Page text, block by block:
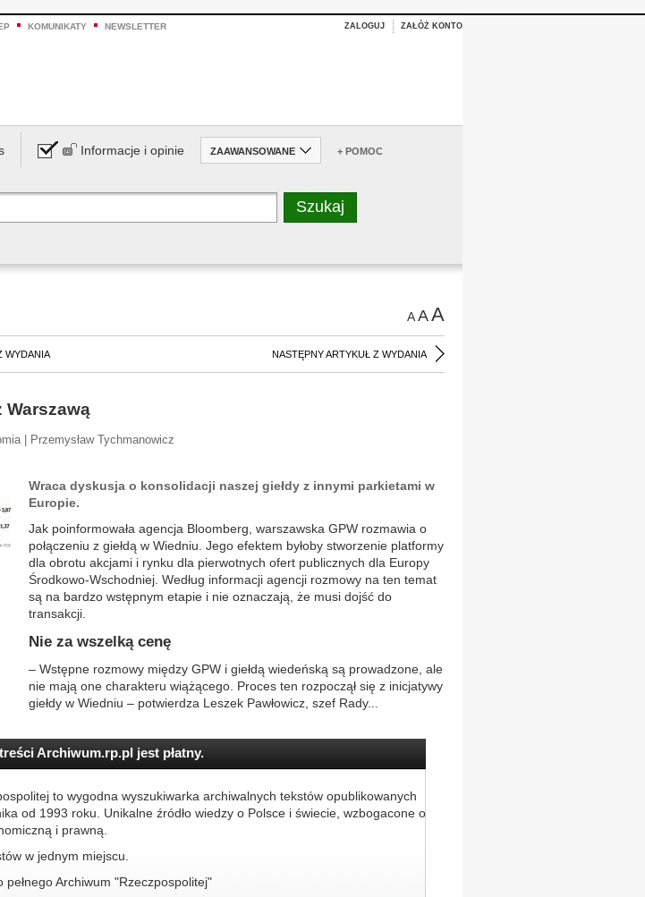
KOMUNIKATY NEWSLETTER ZALOGUJ ZAŁÓŻ KONTO
Informacje i opinie ZAAWANSOWANE + POMOC
AAA
WYDANIA NASTĘPNY ARTYKUŁ Z WYDANIA
Warszawą
| Przemysław Tychmanowicz
Wraca dyskusja o konsolidacji naszej giełdy z innymi parkietami w
Europie.
Jak poinformowała agencja Bloomberg, warszawska GPW rozmawia o
połączeniu z giełdą w Wiedniu. Jego efektem byłoby stworzenie platformy
dla obrotu akcjami i rynku dla pierwotnych ofert publicznych dla Europy
Środkowo-Wschodniej. Według informacji agencji rozmowy na ten temat
są na bardzo wstępnym etapie i nie oznaczają, że musi dojść do
transakcji.
Nie za wszelką cenę
– Wstępne rozmowy między GPW i giełdą wiedeńską są prowadzone, ale
nie mają one charakteru wiążącego. Proces ten rozpoczął się z inicjatywy
giełdy w Wiedniu – potwierdza Leszek Pawłowicz, szef Rady...
Archiwum.rp.pl jest płatny.
to wygodna wyszukiwarka archiwalnych tekstów opublikowanych
od 1993 roku. Unikalne źródło wiedzy o Polsce i świecie, wzbogacone o
i prawną.
w jednym miejscu.
Archiwum "Rzeczpospolitej"